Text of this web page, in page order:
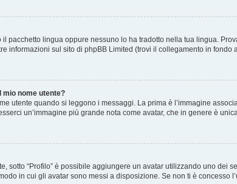
il pacchetto lingua oppure nessuno lo ha tradotto nella tua lingua.
informazioni sul sito di phpBB Limited (trovi il collegamento in fondo
mio nome utente?
utente quando si leggono i messaggi. La prima è l’immagine
un’immagine più grande nota come avatar, che in genere è
sotto “Profilo” è possibile aggiungere un avatar utilizzando uno dei
in cui gli avatar sono messi a disposizione. Se non ti è concesso